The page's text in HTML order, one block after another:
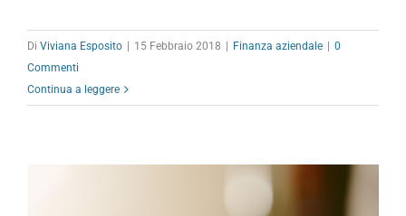
Di Viviana Esposito | 15 Febbraio 2018 | Finanza aziendale | 0
Commenti
Continua a leggere